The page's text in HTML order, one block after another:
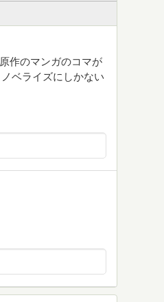
作のマンガのコマが
ベライズにしかない